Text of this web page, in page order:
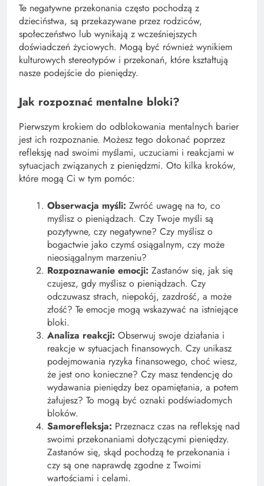
Te negatywne przekonania często pochodzą z
dzieciństwa, są przekazywane przez rodziców,
społeczeństwo lub wynikają z wcześniejszych
doświadczeń życiowych. Mogą być również wynikiem
kulturowych stereotypów i przekonań, które kształtują
nasze podejście do pieniędzy.
Jak rozpoznać mentalne bloki?
Pierwszym krokiem do odblokowania mentalnych barier
jest ich rozpoznanie. Możesz tego dokonać poprzez
refleksję nad swoimi myślami, uczuciami i reakcjami w
sytuacjach związanych z pieniędzmi. Oto kilka kroków,
które mogą Ci w tym pomóc:
Obserwacja myśli: Zwróć uwagę na to, co
myślisz o pieniądzach. Czy Twoje myśli są
pozytywne, czy negatywne? Czy myślisz o
bogactwie jako czymś osiągalnym, czy może
nieosiągalnym marzeniu?
Rozpoznawanie emocji: Zastanów się, jak się
czujesz, gdy myślisz o pieniądzach. Czy
odczuwasz strach, niepokój, zazdrość, a może
złość? Te emocje mogą wskazywać na istniejące
bloki.
Analiza reakcji: Obserwuj swoje działania i
reakcje w sytuacjach finansowych. Czy unikasz
podejmowania ryzyka finansowego, choć wiesz,
że jest ono konieczne? Czy masz tendencję do
wydawania pieniędzy bez opamiętania, a potem
żałujesz? To mogą być oznaki podświadomych
bloków.
Samorefleksja: Przeznacz czas na refleksję nad
swoimi przekonaniami dotyczącymi pieniędzy.
Zastanów się, skąd pochodzą te przekonania i
czy są one naprawdę zgodne z Twoimi
wartościami i celami.